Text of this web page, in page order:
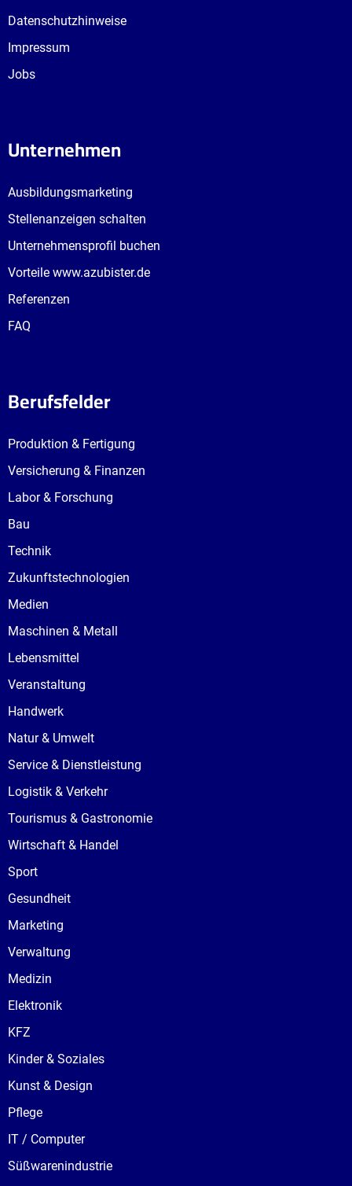
Datenschutzhinweise
Impressum
Jobs
Unternehmen
Ausbildungsmarketing
Stellenanzeigen schalten
Unternehmensprofil buchen
Vorteile www.azubister.de
Referenzen
FAQ
Berufsfelder
Produktion & Fertigung
Versicherung & Finanzen
Labor & Forschung
Bau
Technik
Zukunftstechnologien
Medien
Maschinen & Metall
Lebensmittel
Veranstaltung
Handwerk
Natur & Umwelt
Service & Dienstleistung
Logistik & Verkehr
Tourismus & Gastronomie
Wirtschaft & Handel
Sport
Gesundheit
Marketing
Verwaltung
Medizin
Elektronik
KFZ
Kinder & Soziales
Kunst & Design
Pflege
IT / Computer
Süßwarenindustrie